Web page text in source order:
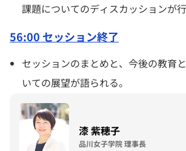
課題についてのディスカッションが行
56:00 セッション終了
セッションのまとめと、今後の教育
いての展望が語られる。
漆 紫穂子
品川女子学院 理事長